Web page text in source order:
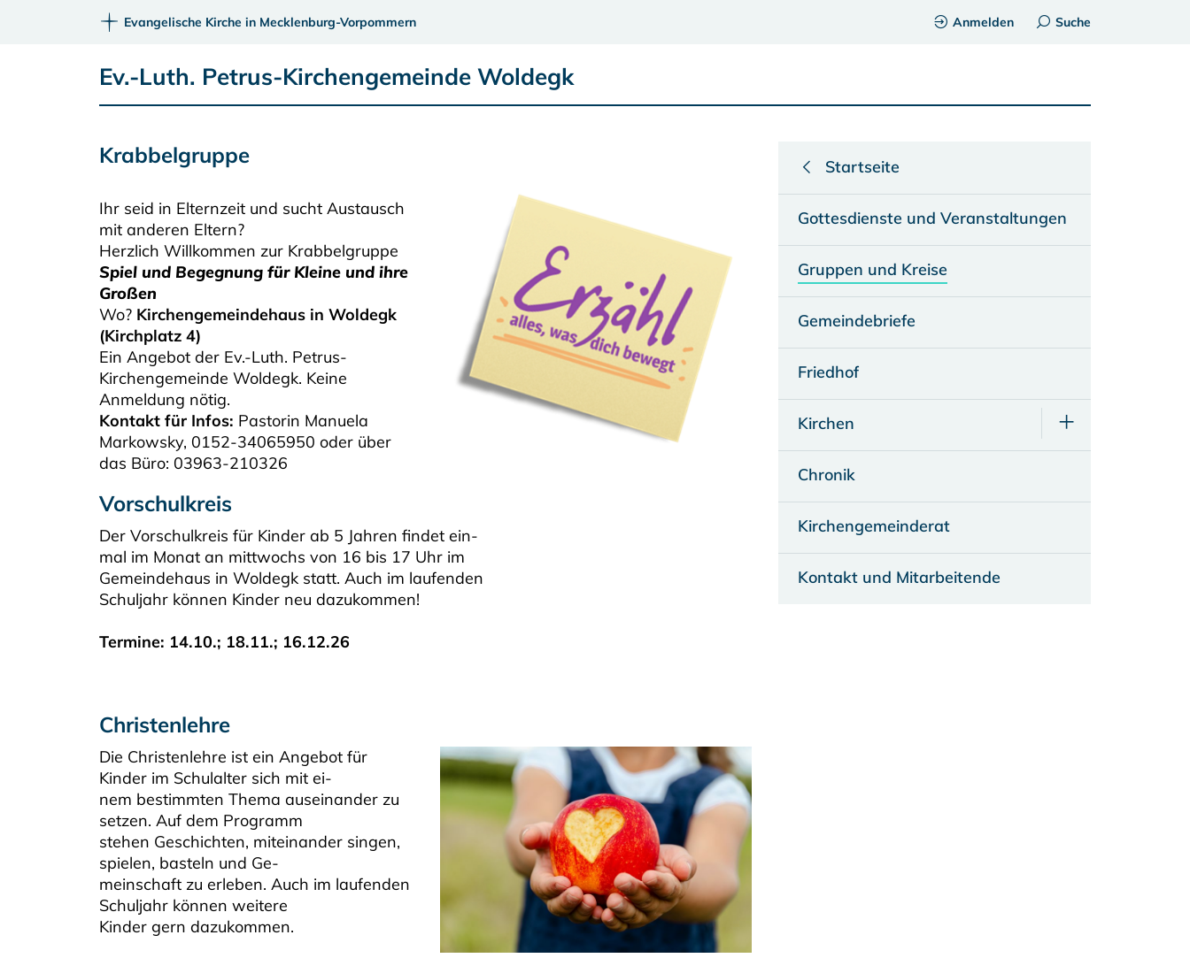
Evangelische Kirche in Mecklenburg-Vorpommern Anmelden Suche
Ev.-Luth. Petrus-Kirchengemeinde Woldegk
Krabbelgruppe
Ihr seid in Elternzeit und sucht Austausch
mit anderen Eltern?
Herzlich Willkommen zur Krabbelgruppe
Spiel und Begegnung für Kleine und ihre
Großen
Wo? Kirchengemeindehaus in Woldegk
(Kirchplatz 4)
Ein Angebot der Ev.-Luth. Petrus-
Kirchengemeinde Woldegk. Keine
Anmeldung nötig.
Kontakt für Infos: Pastorin Manuela
Markowsky, 0152-34065950 oder über
das Büro: 03963-210326
Vorschulkreis
Der Vorschulkreis für Kinder ab 5 Jahren findet ein-
mal im Monat an mittwochs von 16 bis 17 Uhr im
Gemeindehaus in Woldegk statt. Auch im laufenden
Schuljahr können Kinder neu dazukommen!
Termine: 14.10.; 18.11.; 16.12.26
Christenlehre
Die Christenlehre ist ein Angebot für
Kinder im Schulalter sich mit ei-
nem bestimmten Thema auseinander zu
setzen. Auf dem Programm
stehen Geschichten, miteinander singen,
spielen, basteln und Ge-
meinschaft zu erleben. Auch im laufenden
Schuljahr können weitere
Kinder gern dazukommen.
Startseite
Gottesdienste und Veranstaltungen
Gruppen und Kreise
Gemeindebriefe
Friedhof
Kirchen
Chronik
Kirchengemeinderat
Kontakt und Mitarbeitende